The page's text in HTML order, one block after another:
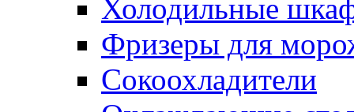
Холодильные
Фризеры для
Сокоохладители